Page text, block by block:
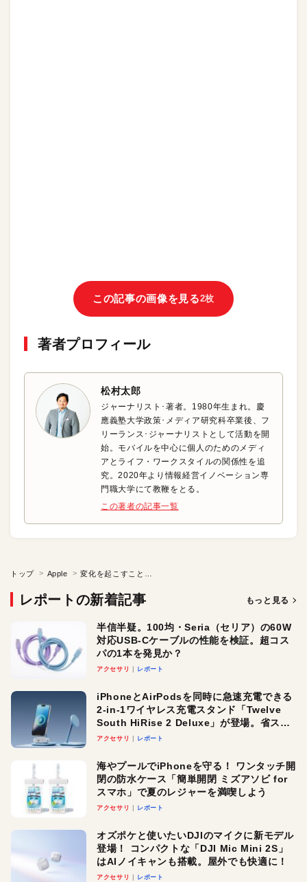
この記事の画像を見る2枚
著者プロフィール
松村太郎
ジャーナリスト･著者。1980年生まれ。慶
應義塾大学政策･メディア研究科卒業後、フ
リーランス･ジャーナリストとして活動を開
始。モバイルを中心に個人のためのメディ
アとライフ・ワークスタイルの関係性を追
究。2020年より情報経営イノベーション専
門職大学にて教鞭をとる。
この著者の記事一覧
トップ Apple
レポートの新着記事 もっと見る
半信半疑。100均・Seria（セリア）の60W
対応USB-Cケーブルの性能を検証。超コス
パの1本を発見か？
アクセサリ レポート
iPhoneとAirPodsを同時に急速充電できる
2-in-1ワイヤレス充電スタンド「Twelve
South HiRise 2 Deluxe」が登場。省スペ
ースでおしゃれに充電したい人にオスス
アクセサリ レポート
海やプールでiPhoneを守る！ ワンタッチ開
閉の防水ケース「簡単開閉 ミズアソビ for
スマホ」で夏のレジャーを満喫しよう
アクセサリ レポート
オズポケと使いたいDJIのマイクに新モデル
登場！ コンパクトな「DJI Mic Mini 2S」
はAIノイキャンも搭載。屋外でも快適に！
アクセサリ レポート